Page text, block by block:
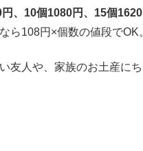
、10個1080円、15個
ら108円×個数の値段でOK
友人や、家族のお土産に